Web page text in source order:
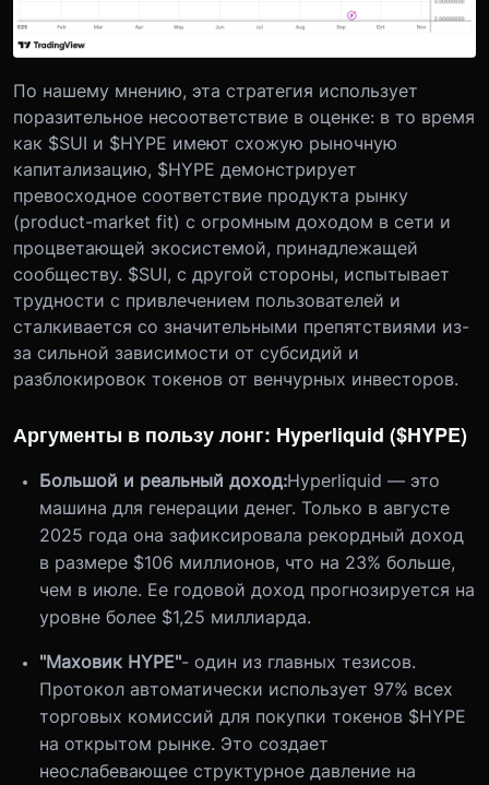
По нашему мнению, эта стратегия использует
поразительное несоответствие в оценке: в то время
как $SUI и $HYPE имеют схожую рыночную
капитализацию, $HYPE демонстрирует
превосходное соответствие продукта рынку
(product-market fit) с огромным доходом в сети и
процветающей экосистемой, принадлежащей
сообществу. $SUI, с другой стороны, испытывает
трудности с привлечением пользователей и
сталкивается со значительными препятствиями из-
за сильной зависимости от субсидий и
разблокировок токенов от венчурных инвесторов.
Аргументы в пользу лонг: Hyperliquid ($HYPE)
Большой и реальный доход:Hyperliquid — это
машина для генерации денег. Только в августе
2025 года она зафиксировала рекордный доход
в размере $106 миллионов, что на 23% больше,
чем в июле. Ее годовой доход прогнозируется на
уровне более $1,25 миллиарда.
"Маховик HYPE"- один из главных тезисов.
Протокол автоматически использует 97% всех
торговых комиссий для покупки токенов $HYPE
на открытом рынке. Это создает
неослабевающее структурное давление на